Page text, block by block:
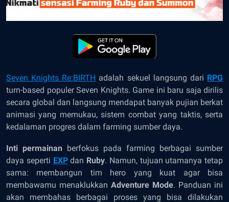
Seven Knights Re:BIRTH adalah sekuel langsung dari RPG
turn-based populer Seven Knights. Game ini baru saja dirilis
secara global dan langsung mendapat banyak pujian berkat
animasi yang memukau, sistem combat yang taktis, serta
kedalaman progres dalam farming sumber daya.
Inti permainan berfokus pada farming berbagai sumber
daya seperti EXPdan Ruby. Namun, tujuan utamanya tetap
sama: membangun tim hero yang kuat agar bisa
membawamu menaklukkan Adventure Mode. Panduan ini
akan membahas berbagai proses yang bisa dilakukan